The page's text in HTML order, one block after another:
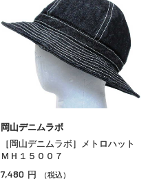
岡山デニムラボ
［岡山デニムラボ］メトロハット
ＭＨ１５００７
7,480 円 （税込）